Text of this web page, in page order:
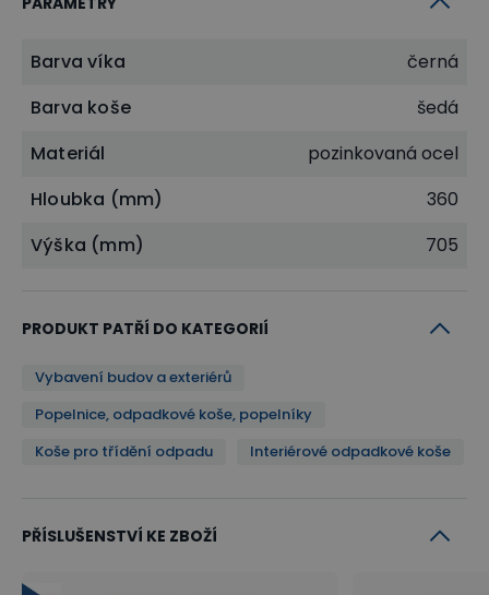
Barva víka
černá
Barva koše
šedá
Materiál
pozinkovaná ocel
Hloubka (mm)
360
Výška (mm)
705
PRODUKT PATŘÍ DO KATEGORIÍ
Vybavení budov a exteriérů
Popelnice, odpadkové koše, popelníky
Koše pro třídění odpadu
Interiérové odpadkové koše
PŘÍSLUŠENSTVÍ KE ZBOŽÍ